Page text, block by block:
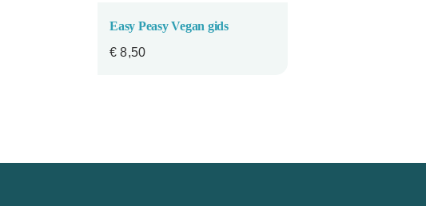
Easy Peasy Vegan gids
€8,50